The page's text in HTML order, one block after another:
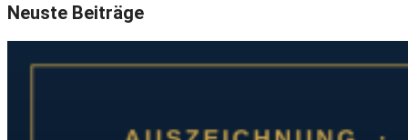
Neuste Beiträge